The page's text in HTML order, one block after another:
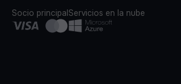
Socio principalServicios en la nube